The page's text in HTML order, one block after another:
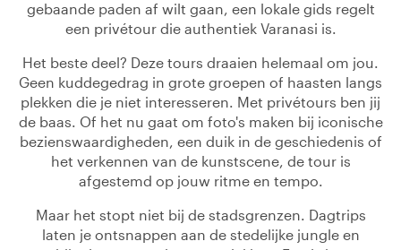
gebaande paden af wilt gaan, een lokale gids regelt
een privétour die authentiek Varanasi is.
Het beste deel? Deze tours draaien helemaal om jou.
Geen kuddegedrag in grote groepen of haasten langs
plekken die je niet interesseren. Met privétours ben jij
de baas. Of het nu gaat om foto's maken bij iconische
bezienswaardigheden, een duik in de geschiedenis of
het verkennen van de kunstscene, de tour is
afgestemd op jouw ritme en tempo.
Maar het stopt niet bij de stadsgrenzen. Dagtrips
laten je ontsnappen aan de stedelijke jungle en